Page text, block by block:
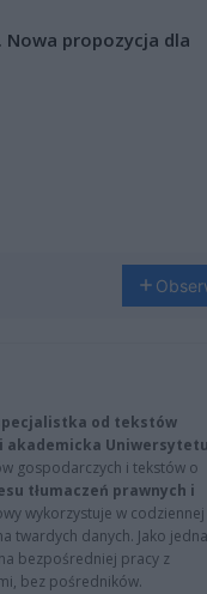
Nowa propozycja dla
od tekstów
akademicka
gospodarczych i tekstów o
tłumaczeń prawnych i
wykorzystuje w codziennej
twardych danych. Jako
bezpośredniej pracy z
bez pośredników.